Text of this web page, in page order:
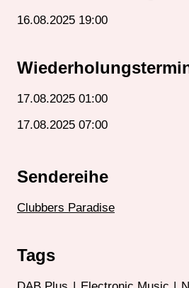
16.08.2025 19:00
17.08.2025 01:00
17.08.2025 07:00
Sendereihe
Clubbers Paradise
Tags